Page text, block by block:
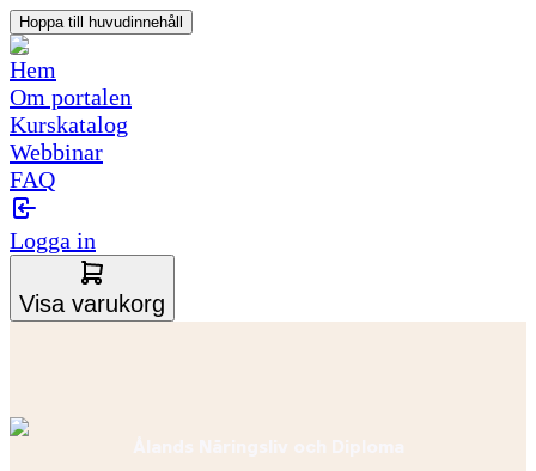
Hoppa till huvudinnehåll
Hem
Om portalen
Kurskatalog
Webbinar
FAQ
Logga in
Visa varukorg